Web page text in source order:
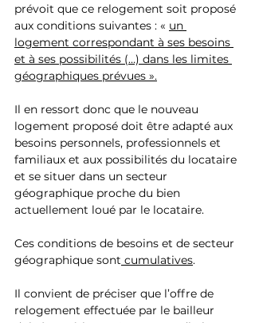
prévoit que ce relogement soit proposé
aux conditions suivantes : « un
logement correspondant à ses besoins
et à ses possibilités (…) dans les limites
géographiques prévues ».
Il en ressort donc que le nouveau
logement proposé doit être adapté aux
besoins personnels, professionnels et
familiaux et aux possibilités du locataire
et se situer dans un secteur
géographique proche du bien
actuellement loué par le locataire.
Ces conditions de besoins et de secteur
géographique sont cumulatives.
Il convient de préciser que l’offre de
relogement effectuée par le bailleur